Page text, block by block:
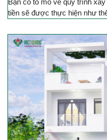
Bạn có tò mò về quy trình
tiền sẽ được thực hiện như